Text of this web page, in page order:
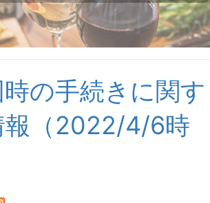
の手続きに関す
報（2022/4/6時